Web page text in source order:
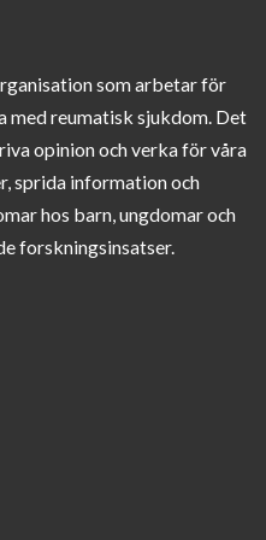
som arbetar för
med reumatisk sjukdom. Det
opinion och verka för våra
sprida information och
hos barn, ungdomar och
forskningsinsatser.